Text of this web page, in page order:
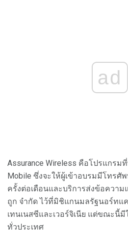
ad
Assurance Wireless คือโปรแกรม
Mobile ซึ่งจะให้ผู้เข้าอบรมมีโทรศั
ครั้งต่อเดือนและบริการส่งข้อความ
ถูก จำกัด ไว้ที่มิชิแกนมลรัฐนอร์ทแ
เทนเนสซีและเวอร์จิเนีย แต่ขณะนี้
ทั่วประเทศ